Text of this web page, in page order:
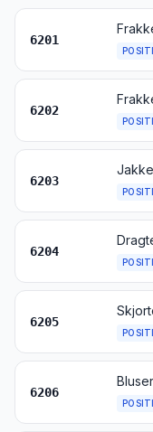
6201
6202
6203
6204
6205
6206